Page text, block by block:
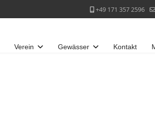
+49 171 357 2596
Verein Gewässer Kontakt